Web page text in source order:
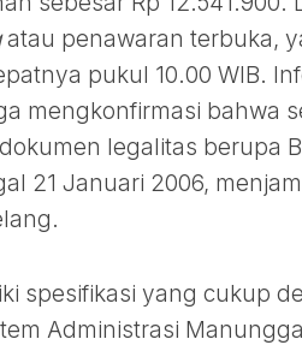
atau penawaran terbuka,
pukul 10.00 WIB.
mengkonfirmasi bahwa
legalitas berupa
21 Januari 2006,
spesifikasi yang cukup
Administrasi